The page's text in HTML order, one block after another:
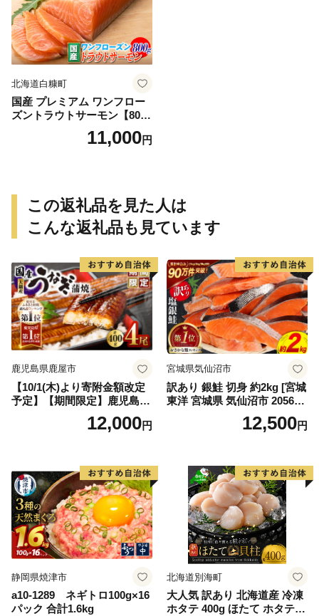
北海道白糠町
国産 プレミアム ワンフロー
ズントラウトサーモン【800
11,000円
この返礼品を見た人は
こんな返礼品も見ています
鹿児島県鹿屋市
【10/1(木)より寄附金額改定
予定】【期間限定】鹿児島県
大隅産うなぎ蒲焼4尾（400
g） KN007-02312,000円
宮城県気仙沼市
訳あり 銀鮭 切身 約2kg [宮城
東洋 宮城県 気仙沼市 205649
91] 鮭 魚介類 海鮮 訳アリ 規
格外 不揃い さけ サケ 鮭切身
切り身 魚 わけあり
12,500円
静岡県焼津市
a10-1289 ネギトロ100g×16
パック 合計1.6kg
北海道別海町
大人気 訳あり 北海道産 冷凍
ホタテ 400g ほたて ホタテ